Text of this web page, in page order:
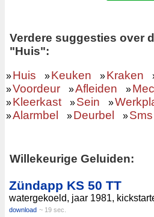
Verdere suggesties over
"Huis":
»Huis »Keuken »Kraken
»Voordeur »Afleiden »
»Kleerkast »Sein »
»Alarmbel »Deurbel »Sms
Willekeurige Geluiden:
Zündapp KS 50 TT
watergekoeld, jaar 1981,
download ~ 19 sec.